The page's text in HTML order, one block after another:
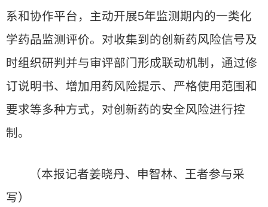
系和协作平台，主动开展5年监测期内的一类化
学药品监测评价。对收集到的创新药风险信号及
时组织研判并与审评部门形成联动机制，通过修
订说明书、增加用药风险提示、严格使用范围和
要求等多种方式，对创新药的安全风险进行控
制。
（本报记者姜晓丹、申智林、王者参与采
写）